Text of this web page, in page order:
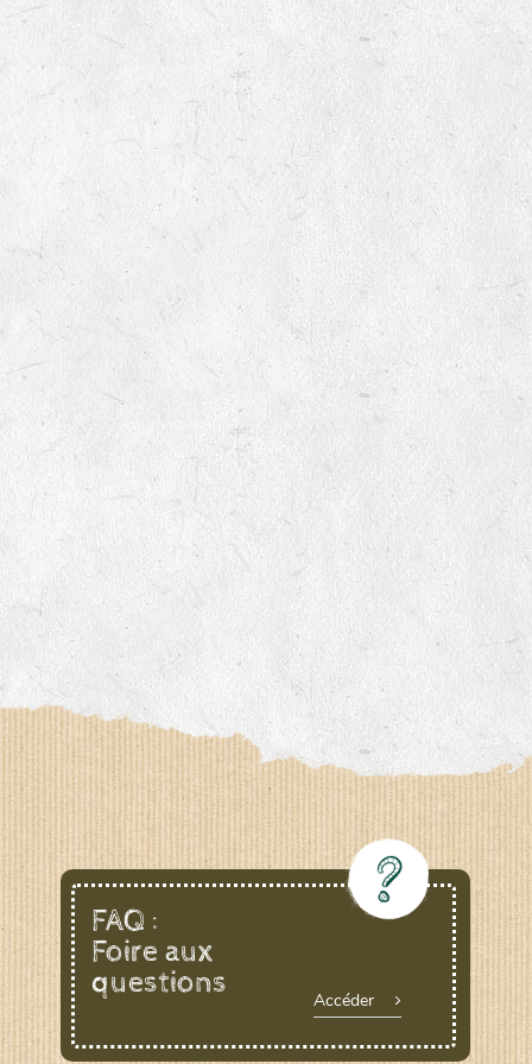
variétés non inscrites au
catalogue officiel ?
Mes semences germeront-
elles encore l'année
prochaine ?
Qu’est-ce qu’une variété non
inscrite ?
Pourquoi vendez-vous des
semences non inscrites au
catalogue officiel ?
9
Quels sont le montant des
frais de port
FAQ :
Foire aux
questions
Accéder